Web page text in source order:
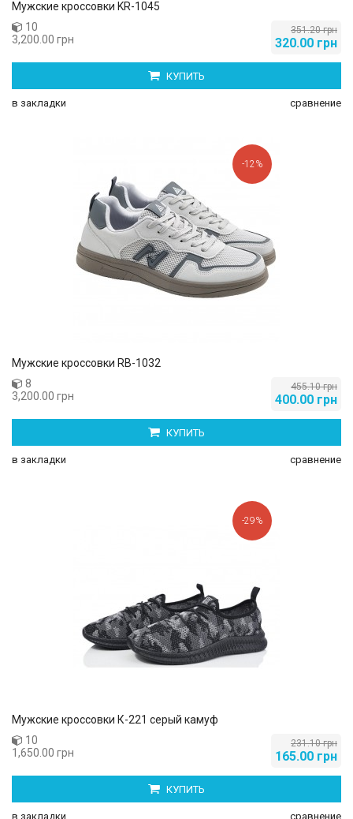
Мужские кроссовки KR-1045
351.20 грн
320.00 грн
10
3,200.00 грн
КУПИТЬ
в закладки сравнение
-12%
Мужские кроссовки RB-1032
455.10 грн
400.00 грн
8
3,200.00 грн
КУПИТЬ
в закладки сравнение
-29%
Мужские кроссовки К-221 серый камуф
231.10 грн
165.00 грн
10
1,650.00 грн
КУПИТЬ
в закладки сравнение